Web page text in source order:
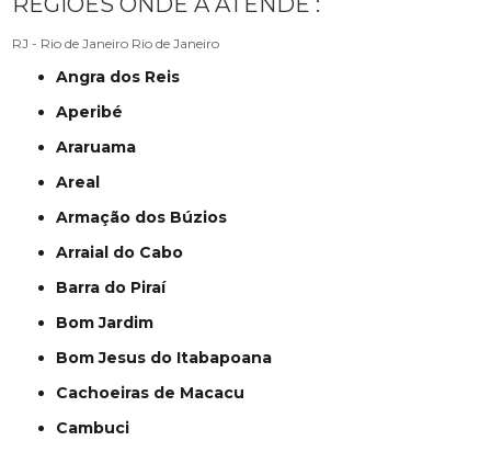
RJ - Rio de Janeiro Rio de Janeiro
Angra dos Reis
Aperibé
Araruama
Areal
Armação dos Búzios
Arraial do Cabo
Barra do Piraí
Bom Jardim
Bom Jesus do Itabapoana
Cachoeiras de Macacu
Cambuci